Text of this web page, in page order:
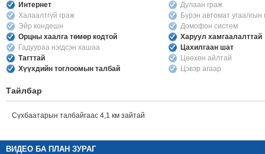
Интернет
Дулаан граж
Халаалтгүй граж
Бүрэн автомат
Эйр кондешн
Домофон систем
Орцны хаалга төмөр кодтой
Харуул хамгаалалттай
Гадуураа нэгдсэн хашаа
Цахилгаан шат
Тагттай
Цөөхөн айлтай
Хүүхдийн тоглоомын талбай
Цэвэр агаар
Тайлбар
Сүхбаатарын талбайгаас 4,1 км зайтай
ВИДЕО БА ПЛАН ЗУРАГ